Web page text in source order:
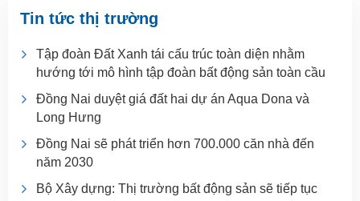
Tin tức thị trường
Tập đoàn Đất Xanh tái cấu trúc toàn diện nhằm
hướng tới mô hình tập đoàn bất động sản toàn cầu
Đồng Nai duyệt giá đất hai dự án Aqua Dona và
Long Hưng
Đồng Nai sẽ phát triển hơn 700.000 căn nhà đến
năm 2030
Bộ Xây dựng: Thị trường bất động sản sẽ tiếp tục